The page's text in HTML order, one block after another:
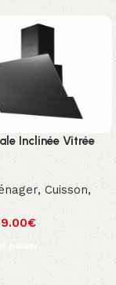
Inclinée Vitrée
, Cuisson,
€
panier